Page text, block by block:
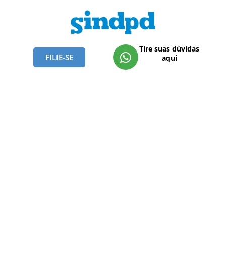
FILIE-SE
Tire suas dúvidas
aqui